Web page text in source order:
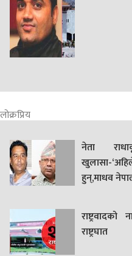
लोक्रप्रिय
नेता
खुलासा-
हुन्,माधव
राष्ट्रघात